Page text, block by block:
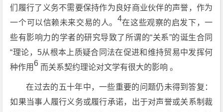
们履行了义务不需要保持作为良好商业伙伴的声誉，作为
一个可以信赖未来交易的人。 4在这些观察的启发下，一
些有影响力的学者的研究导致了所谓的“关系”的诞生合同
“理论，5从根本上质疑合同法在促进和维持贸易中发挥何
种作用 6 而关系契约理论对文学有很大的影响 。
在过去的五十年中，一些重要的问题仍未得到答复：
如果当事人履行义务或履行承诺，出于对声誉或关系制裁